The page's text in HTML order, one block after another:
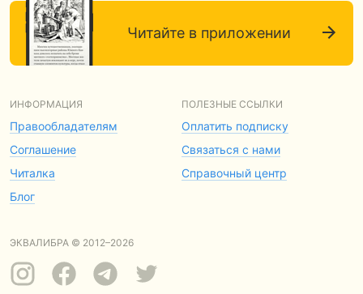
Читайте в приложении
ИНФОРМАЦИЯ
Правообладателям
Соглашение
Читалка
Блог
ПОЛЕЗНЫЕ ССЫЛКИ
Оплатить подписку
Связаться с нами
Справочный центр
ЭКВАЛИБРА © 2012–2026